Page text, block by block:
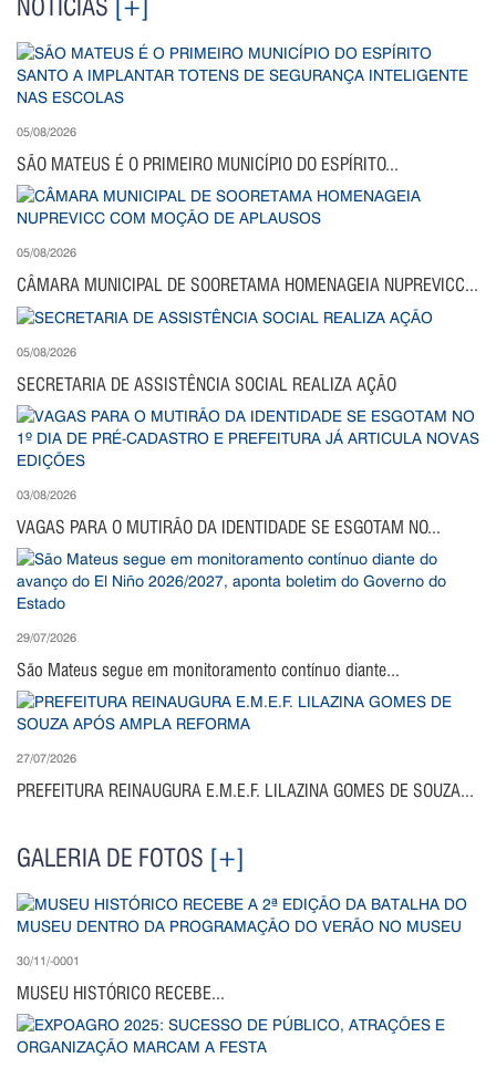
NOTÍCIAS [+]
05/08/2026
SÃO MATEUS É O PRIMEIRO MUNICÍPIO DO ESPÍRITO...
05/08/2026
CÂMARA MUNICIPAL DE SOORETAMA HOMENAGEIA NUPREVICC...
05/08/2026
SECRETARIA DE ASSISTÊNCIA SOCIAL REALIZA AÇÃO
03/08/2026
VAGAS PARA O MUTIRÃO DA IDENTIDADE SE ESGOTAM NO...
29/07/2026
São Mateus segue em monitoramento contínuo diante...
27/07/2026
PREFEITURA REINAUGURA E.M.E.F. LILAZINA GOMES DE SOUZA...
GALERIA DE FOTOS [+]
30/11/-0001
MUSEU HISTÓRICO RECEBE...